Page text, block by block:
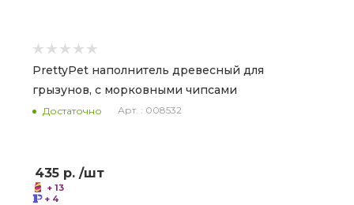
PrettyPet наполнитель древесный для
грызунов, с морковными чипсами
Достаточно Арт. : 008532
435 р. /шт
+ 13
+ 4